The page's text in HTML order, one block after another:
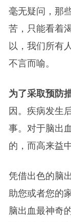
毫无疑问，那
苦，只能看着
以，我们所有
不言而喻。
为了采取预防
因。疾病发生
事。对于脑出
的，而高来益
凭借出色的脑
助您或者您的
脑出血最神奇